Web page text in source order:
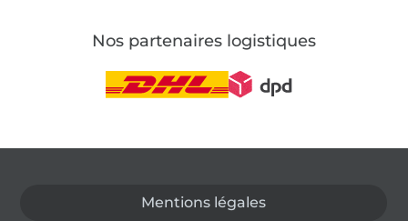
Nos partenaires logistiques
Mentions légales